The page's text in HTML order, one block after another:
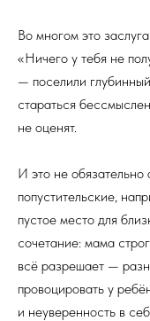
Во многом это
«Ничего у тебя не
— поселили
стараться
не оценят.
И это не
попустительские,
пустое место для
сочетание: мама
всё разрешает —
провоцировать у
и неуверенность в